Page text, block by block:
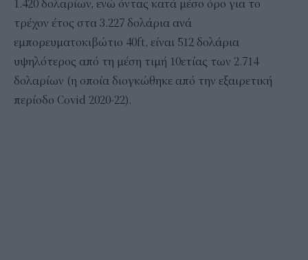
1.420 δολαρίων, ενώ όντας κατά μέσο όρο για το
τρέχον έτος στα 3.227 δολάρια ανά
εμπορευματοκιβώτιο 40ft, είναι 512 δολάρια
υψηλότερος από τη μέση τιμή 10ετίας των 2.714
δολαρίων (η οποία διογκώθηκε από την εξαιρετική
περίοδο Covid 2020-22).